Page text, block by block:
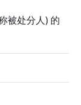
被处分人) 的